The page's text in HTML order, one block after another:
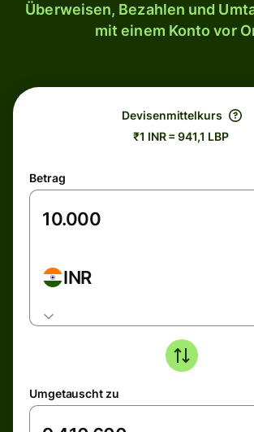
Überweisen, Bezahlen und
mit einem Konto vor
Devisenmittelkurs
₹1 INR = 941,1 LBP
Betrag
INR
Umgetauscht zu